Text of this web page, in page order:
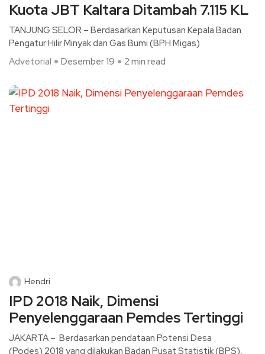
Kuota JBT Kaltara Ditambah 7.115 KL
TANJUNG SELOR – Berdasarkan Keputusan Kepala Badan
Pengatur Hilir Minyak dan Gas Bumi (BPH Migas)
Advetorial
Desember 19 2 min read
Hendri
IPD 2018 Naik, Dimensi
Penyelenggaraan Pemdes Tertinggi
JAKARTA – Berdasarkan pendataan Potensi Desa
(Podes) 2018 yang dilakukan Badan Pusat Statistik (BPS),